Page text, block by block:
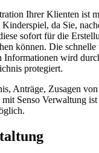
Ihrer Klienten ist
da Sie,
sofort für die
können. Die
Informationen wird
protegiert.
Anträge, Zusagen
Senso Verwaltung